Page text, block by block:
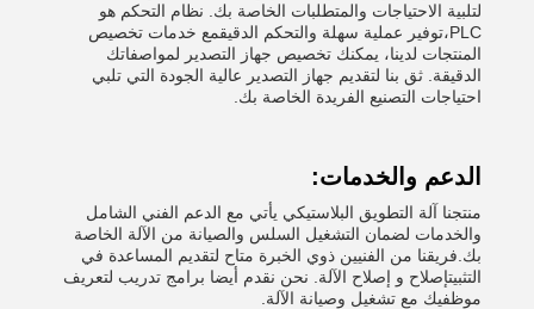
لتلبية الاحتياجات والمتطلبات الخاصة بك. نظام التحكم هو
PLC،توفير عملية سهلة والتحكم الدقيقمع خدمات تخصيص
المنتجات لدينا، يمكنك تخصيص جهاز التصدير لمواصفاتك
الدقيقة. ثق بنا لتقديم جهاز التصدير عالية الجودة التي تلبي
احتياجات التصنيع الفريدة الخاصة بك.
الدعم والخدمات:
منتجنا آلة التطويق البلاستيكي يأتي مع الدعم الفني الشامل
والخدمات لضمان التشغيل السلس والصيانة من الآلة الخاصة
بك.فريقنا من الفنيين ذوي الخبرة متاح لتقديم المساعدة في
التثبيتإصلاح و إصلاح الآلة. نحن نقدم أيضا برامج تدريب لتعريف
موظفيك مع تشغيل وصيانة الآلة.